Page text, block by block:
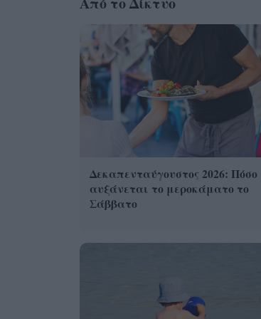
Δεκαπενταύγουστος 2026: Πόσο
αυξάνεται το μεροκάματο το
Σάββατο